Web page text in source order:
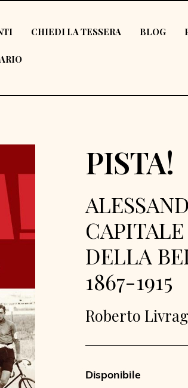
CHIEDI LA TESSERA BLOG
PISTA!
DELLA
1867-1915
Roberto
Disponibile